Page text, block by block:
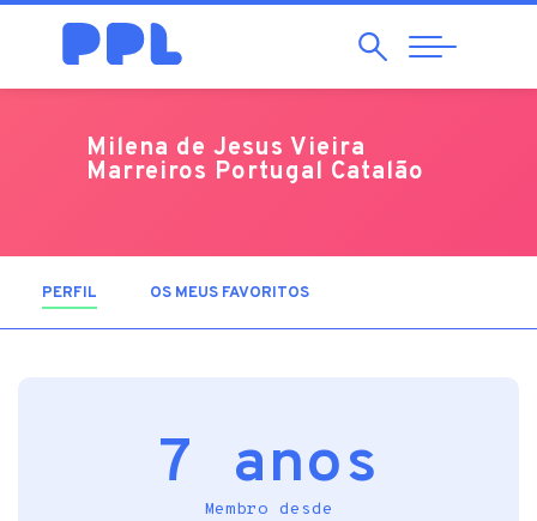
Pesquisar
Abrir
Navegação
Milena de Jesus Vieira
Marreiros Portugal Catalão
PERFIL (SEPARADOR ATIVO)
OS MEUS FAVORITOS
7 anos
Membro desde